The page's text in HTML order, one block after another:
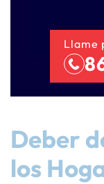
Llame
Deber
los